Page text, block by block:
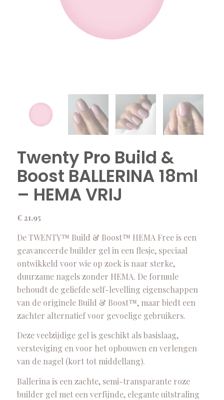
Twenty Pro Build &
Boost BALLERINA 18ml
– HEMA VRIJ
€ 21,95
De TWENTY™ Build & Boost™ HEMA Free is een
geavanceerde builder gel in een flesje, speciaal
ontwikkeld voor wie op zoek is naar sterke,
duurzame nagels zonder HEMA. De formule
behoudt de geliefde self-levelling eigenschappen
van de originele Build & Boost™, maar biedt een
zachter alternatief voor gevoelige gebruikers.
Deze veelzijdige gel is geschikt als basislaag,
versteviging en voor het opbouwen en verlengen
van de nagel (kort tot middellang).
Ballerina is een zachte, semi-transparante roze
builder gel met een verfijnde, elegante uitstraling